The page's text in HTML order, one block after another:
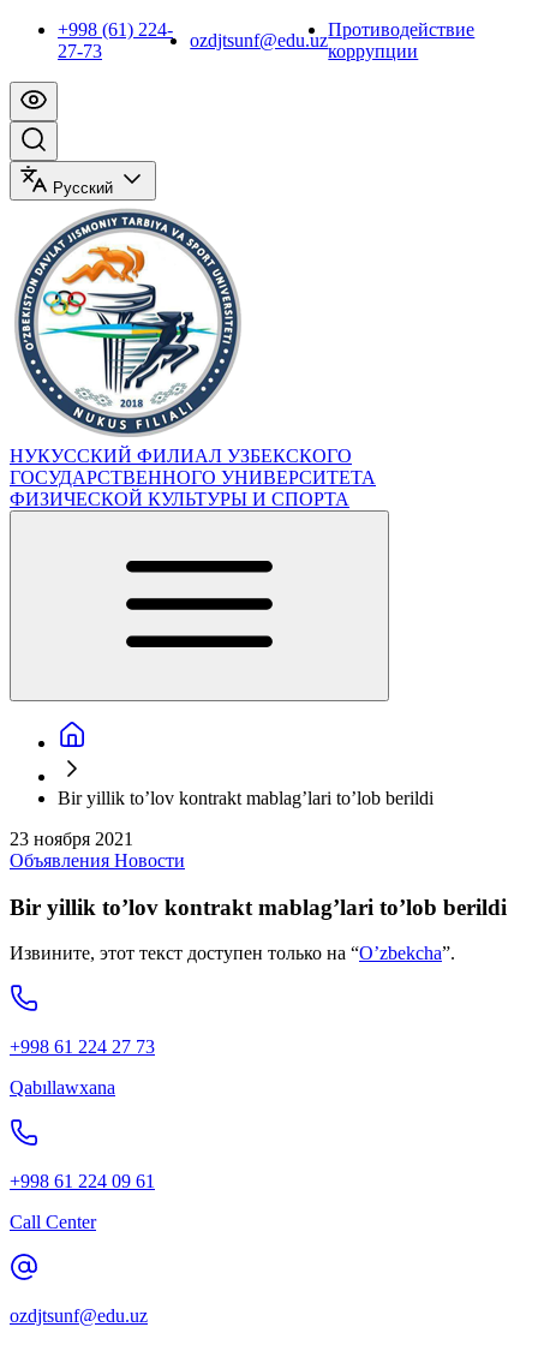
+998 (61) 224-
27-73
ozdjtsunf@edu.uz
Противодействие
коррупции
Русский
НУКУССКИЙ ФИЛИАЛ УЗБЕКСКОГО
ГОСУДАРСТВЕННОГО УНИВЕРСИТЕТА
ФИЗИЧЕСКОЙ КУЛЬТУРЫ И СПОРТА
Bir yillik to’lov kontrakt mablag’lari to’lob berildi
23 ноября 2021
Объявления Новости
Bir yillik to’lov kontrakt mablag’lari to’lob berildi
Извините, этот текст доступен только на “O’zbekcha”.
+998 61 224 27 73
Qabıllawxana
+998 61 224 09 61
Call Center
ozdjtsunf@edu.uz